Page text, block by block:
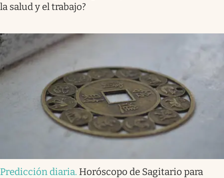
la salud y el trabajo?
Predicción diaria. Horóscopo de Sagitario para